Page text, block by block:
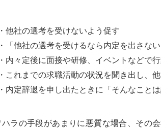
・他社の選考を受けないよう促す
・「他社の選考を受けるなら内定を出さな
・内々定後に面接や研修、イベントなどで
・これまでの求職活動の状況を聞き出し、
・内定辞退を申し出たときに「そんなこと
ハラの手段があまりに悪質な場合、その